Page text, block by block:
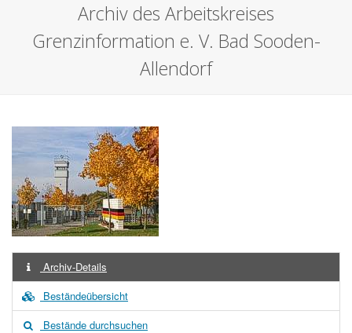
Archiv des Arbeitskreises
Grenzinformation e. V. Bad Sooden-
Allendorf
Archiv-Details
Beständeübersicht
Bestände durchsuchen